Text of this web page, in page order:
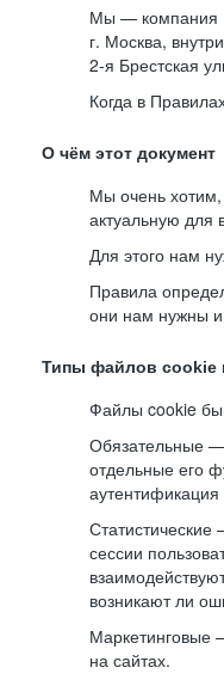
Мы — компания
г. Москва,
2-я Брестская
Когда в
О чём этот документ
Мы очень хотим,
актуальную
Для этого нам
Правила
они нам нужны и
Типы файлов cookie
Файлы cookie
Обязательные —
отдельные его
сессии
возникают ли
Маркетинговые
на сайтах.